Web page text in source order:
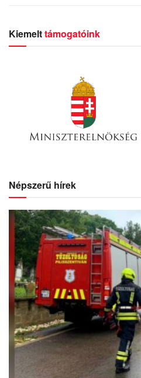
Kiemelttámogatóink
Népszerű hírek